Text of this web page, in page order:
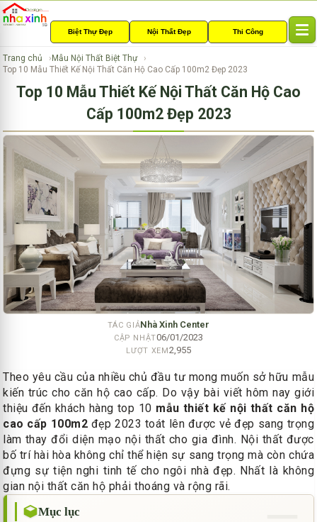
Biệt Thự Đẹp Nội Thất Đẹp Thi Công
l
a
i
g
a
t
i
o
n
Trang chủ
Mẫu Nội Thất Biệt Thự
Top 10 Mẫu Thiết Kế Nội Thất Căn Hộ Cao Cấp 100m2 Đẹp 2023
Top 10 Mẫu Thiết Kế Nội Thất Căn Hộ Cao
Cấp 100m2 Đẹp 2023
TÁC GIẢNhà Xinh Center
CẬP NHẬT06/01/2023
LƯỢT XEM2,955
Theo yêu cầu của nhiều chủ đầu tư mong muốn sở hữu mẫu
kiến trúc cho căn hộ cao cấp. Do vậy bài viết hôm nay giới
thiệu đến khách hàng top 10 mẫu thiết kế nội thất căn hộ
cao cấp 100m2 đẹp 2023 toát lên được vẻ đẹp sang trọng
làm thay đổi diện mạo nội thất cho gia đình. Nội thất được
bố trí hài hòa không chỉ thể hiện sự sang trọng mà còn chứa
đựng sự tiện nghi tinh tế cho ngôi nhà đẹp. Nhất là không
gian nội thất căn hộ phải thoáng và rộng rãi.
Mục lục